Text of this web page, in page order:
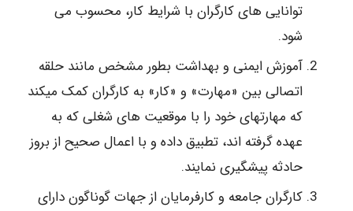
توانایی های کارگران با شرایط کار، محسوب می
شود.
آموزش ایمنی و بهداشت بطور مشخص مانند حلقه
اتصالی بین «مهارت» و «کار» به کارگران کمک میکند
که مهارتهای خود را با موقعیت های شغلی که به
عهده گرفته اند، تطبیق داده و با اعمال صحیح از بروز
حادثه پیشگیری نمایند.
کارگران جامعه و کارفرمایان از جهات گوناگون دارای